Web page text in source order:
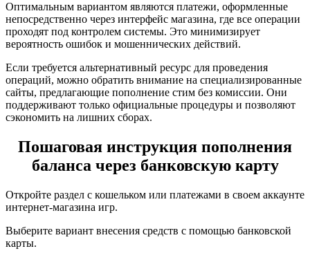
Оптимальным вариантом являются платежи, оформленные
непосредственно через интерфейс магазина, где все операции
проходят под контролем системы. Это минимизирует
вероятность ошибок и мошеннических действий.
Если требуется альтернативный ресурс для проведения
операций, можно обратить внимание на специализированные
сайты, предлагающие пополнение стим без комиссии. Они
поддерживают только официальные процедуры и позволяют
сэкономить на лишних сборах.
Пошаговая инструкция пополнения
баланса через банковскую карту
Откройте раздел с кошельком или платежами в своем аккаунте
интернет-магазина игр.
Выберите вариант внесения средств с помощью банковской
карты.